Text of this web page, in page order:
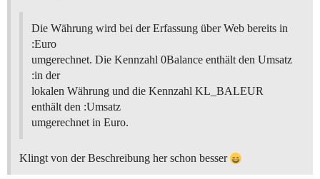
Die Währung wird bei der Erfassung über Web bereits in
:Euro
umgerechnet. Die Kennzahl 0Balance enthält den Umsatz
:in der
lokalen Währung und die Kennzahl KL_BALEUR
enthält den :Umsatz
umgerechnet in Euro.
Klingt von der Beschreibung her schon besser